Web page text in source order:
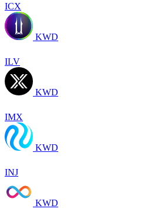
ICX
KWD
ILV
KWD
IMX
KWD
INJ
KWD